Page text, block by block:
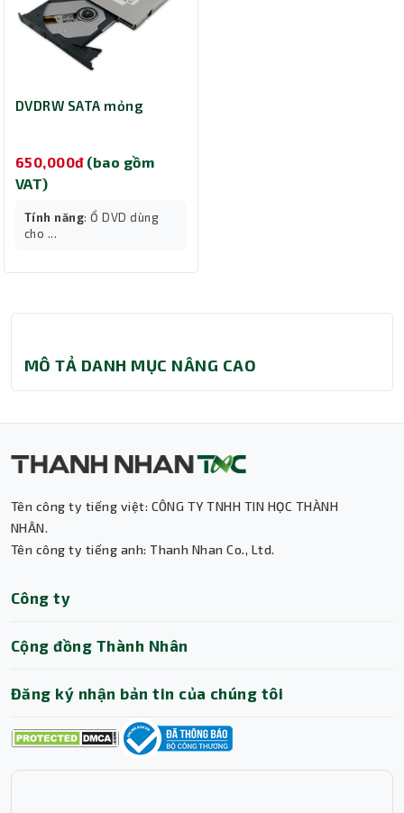
DVDRW SATA mỏng
650,000đ (bao gồm
VAT)
Tính năng: Ổ DVD dùng
cho ...
MÔ TẢ DANH MỤC NÂNG CAO
Tên công ty tiếng việt: CÔNG TY TNHH TIN HỌC THÀNH
NHÂN.
Tên công ty tiếng anh: Thanh Nhan Co., Ltd.
Công ty
Cộng đồng Thành Nhân
Đăng ký nhận bản tin của chúng tôi
Trợ lý AI • Phản hồi tức thì